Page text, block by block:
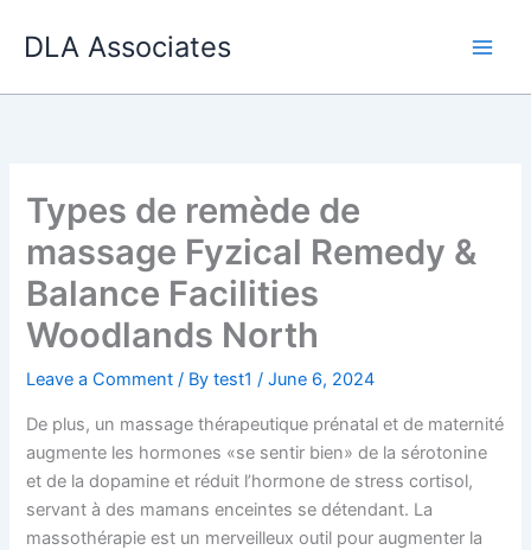
DLA Associates
Types de remède de
massage Fyzical Remedy &
Balance Facilities
Woodlands North
Leave a Comment / Bytest1/June 6, 2024
De plus, un massage thérapeutique prénatal et de maternité
augmente les hormones «se sentir bien» de la sérotonine
et de la dopamine et réduit l’hormone de stress cortisol,
servant à des mamans enceintes se détendant. La
massothérapie est un merveilleux outil pour augmenter la